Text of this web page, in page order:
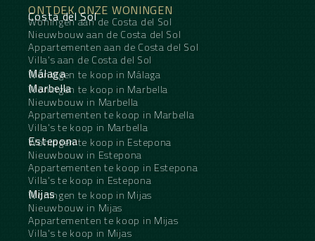
ONTDEK ONZE WONINGEN
Costa del Sol
Woningen aan de Costa del Sol
Nieuwbouw aan de Costa del Sol
Appartementen aan de Costa del Sol
Villa's aan de Costa del Sol
Málaga
Woningen te koop in Málaga
Marbella
Woningen te koop in Marbella
Nieuwbouw in Marbella
Appartementen te koop in Marbella
Villa's te koop in Marbella
Estepona
Woningen te koop in Estepona
Nieuwbouw in Estepona
Appartementen te koop in Estepona
Villa's te koop in Estepona
Mijas
Woningen te koop in Mijas
Nieuwbouw in Mijas
Appartementen te koop in Mijas
Villa's te koop in Mijas